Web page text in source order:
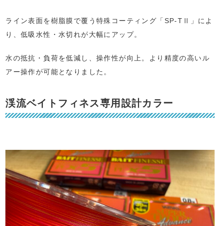
ライン表面を樹脂膜で覆う特殊コーティング「SP-TⅡ」によ
り、低吸水性・水切れが大幅にアップ。
水の抵抗・負荷を低減し、操作性が向上。より精度の高いル
アー操作が可能となりました。
渓流ベイトフィネス専用設計カラー